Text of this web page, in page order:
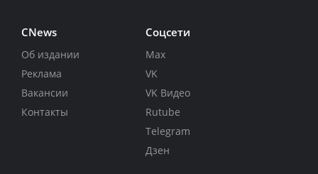
CNews
Об издании
Реклама
Вакансии
Контакты
Соцсети
Max
VK
VK Видео
Rutube
Telegram
Дзен